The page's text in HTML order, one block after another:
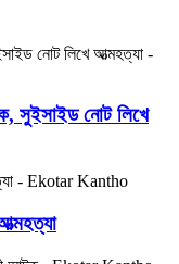
সুইসাইড নোট লিখে